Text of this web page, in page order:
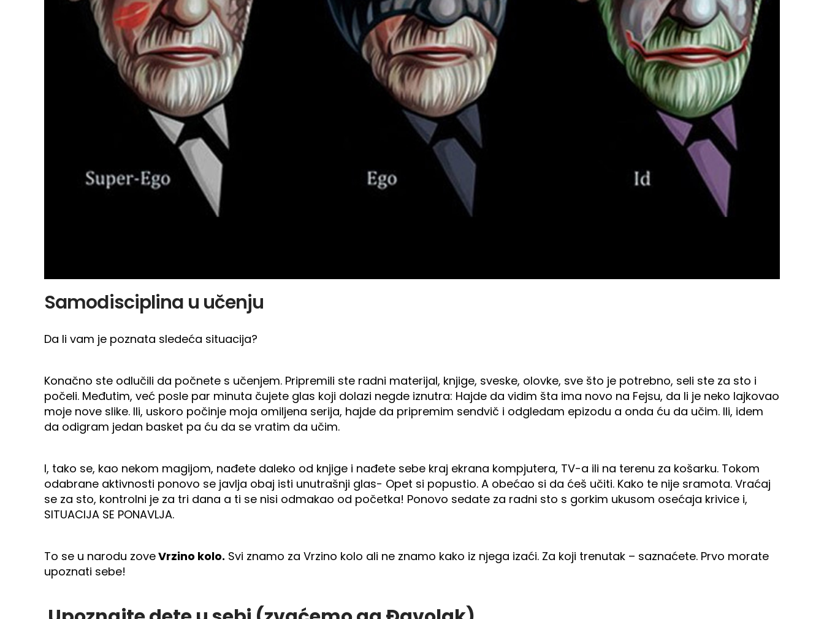
Samodisciplina u učenju
Da li vam je poznata sledeća situacija?
Konačno ste odlučili da počnete s učenjem. Pripremili ste radni materijal, knjige, sveske, olovke, sve što je potrebno, seli ste za sto i
počeli. Međutim, već posle par minuta čujete glas koji dolazi negde iznutra: Hajde da vidim šta ima novo na Fejsu, da li je neko lajkovao
moje nove slike. Ili, uskoro počinje moja omiljena serija, hajde da pripremim sendvič i odgledam epizodu a onda ću da učim. Ili, idem
da odigram jedan basket pa ću da se vratim da učim.
I, tako se, kao nekom magijom, nađete daleko od knjige i nađete sebe kraj ekrana kompjutera, TV-a ili na terenu za košarku. Tokom
odabrane aktivnosti ponovo se javlja obaj isti unutrašnji glas- Opet si popustio. A obećao si da ćeš učiti. Kako te nije sramota. Vraćaj
se za sto, kontrolni je za tri dana a ti se nisi odmakao od početka! Ponovo sedate za radni sto s gorkim ukusom osećaja krivice i,
SITUACIJA SE PONAVLJA.
To se u narodu zoveVrzino kolo. Svi znamo za Vrzino kolo ali ne znamo kako iz njega izaći. Za koji trenutak – saznaćete. Prvo morate
upoznati sebe!